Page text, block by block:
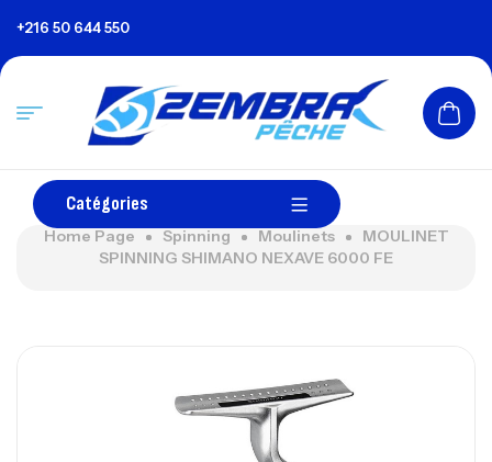
+216 50 644 550
Catégories
Home Page Spinning Moulinets
MOULINET
SPINNING SHIMANO NEXAVE 6000 FE